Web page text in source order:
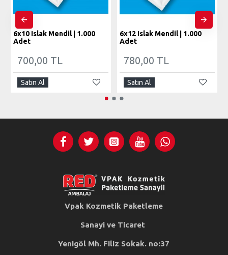
6x10 Islak Mendil | 1.000
Adet
700,00 TL
Satın Al
6x12 Islak Mendil | 1.000
Adet
780,00 TL
Satın Al
Vpak Kozmetik Paketleme
Sanayi ve Ticaret
Yenigöl Mh. Filiz Sokak. no:37